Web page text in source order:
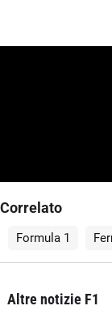
Correlato
Formula 1
Altre notizie F1